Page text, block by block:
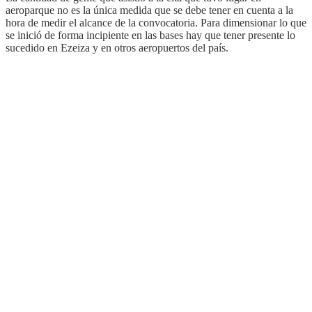
aeroparque no es la única medida que se debe tener en cuenta a la
hora de medir el alcance de la convocatoria. Para dimensionar lo que
se inició de forma incipiente en las bases hay que tener presente lo
sucedido en Ezeiza y en otros aeropuertos del país.